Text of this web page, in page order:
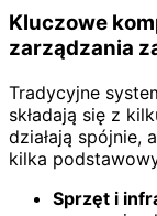
Kluczowe
zarządzania
Tradycyjne
składają się z
działają spójnie,
kilka
Sprzęt i